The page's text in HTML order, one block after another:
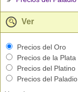
Ver
Precios del Oro
Precios de la Plata
Precios del Platino
Precios del Paladio